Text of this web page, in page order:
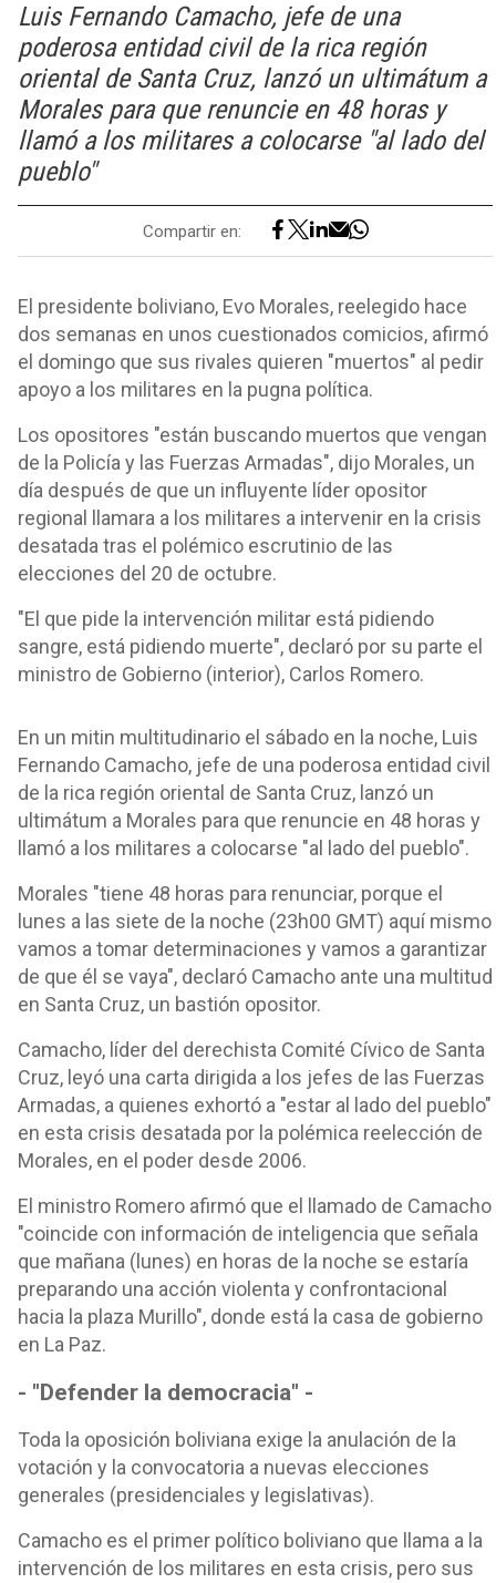
Luis Fernando Camacho, jefe de una
poderosa entidad civil de la rica región
oriental de Santa Cruz, lanzó un ultimátum a
Morales para que renuncie en 48 horas y
llamó a los militares a colocarse "al lado del
pueblo"
Compartir en:
El presidente boliviano, Evo Morales, reelegido hace
dos semanas en unos cuestionados comicios, afirmó
el domingo que sus rivales quieren "muertos" al pedir
apoyo a los militares en la pugna política.
Los opositores "están buscando muertos que vengan
de la Policía y las Fuerzas Armadas", dijo Morales, un
día después de que un influyente líder opositor
regional llamara a los militares a intervenir en la crisis
desatada tras el polémico escrutinio de las
elecciones del 20 de octubre.
"El que pide la intervención militar está pidiendo
sangre, está pidiendo muerte", declaró por su parte el
ministro de Gobierno (interior), Carlos Romero.
En un mitin multitudinario el sábado en la noche, Luis
Fernando Camacho, jefe de una poderosa entidad civil
de la rica región oriental de Santa Cruz, lanzó un
ultimátum a Morales para que renuncie en 48 horas y
llamó a los militares a colocarse "al lado del pueblo".
Morales "tiene 48 horas para renunciar, porque el
lunes a las siete de la noche (23h00 GMT) aquí mismo
vamos a tomar determinaciones y vamos a garantizar
de que él se vaya", declaró Camacho ante una multitud
en Santa Cruz, un bastión opositor.
Camacho, líder del derechista Comité Cívico de Santa
Cruz, leyó una carta dirigida a los jefes de las Fuerzas
Armadas, a quienes exhortó a "estar al lado del pueblo"
en esta crisis desatada por la polémica reelección de
Morales, en el poder desde 2006.
El ministro Romero afirmó que el llamado de Camacho
"coincide con información de inteligencia que señala
que mañana (lunes) en horas de la noche se estaría
preparando una acción violenta y confrontacional
hacia la plaza Murillo", donde está la casa de gobierno
en La Paz.
- "Defender la democracia" -
Toda la oposición boliviana exige la anulación de la
votación y la convocatoria a nuevas elecciones
generales (presidenciales y legislativas).
Camacho es el primer político boliviano que llama a la
intervención de los militares en esta crisis, pero sus